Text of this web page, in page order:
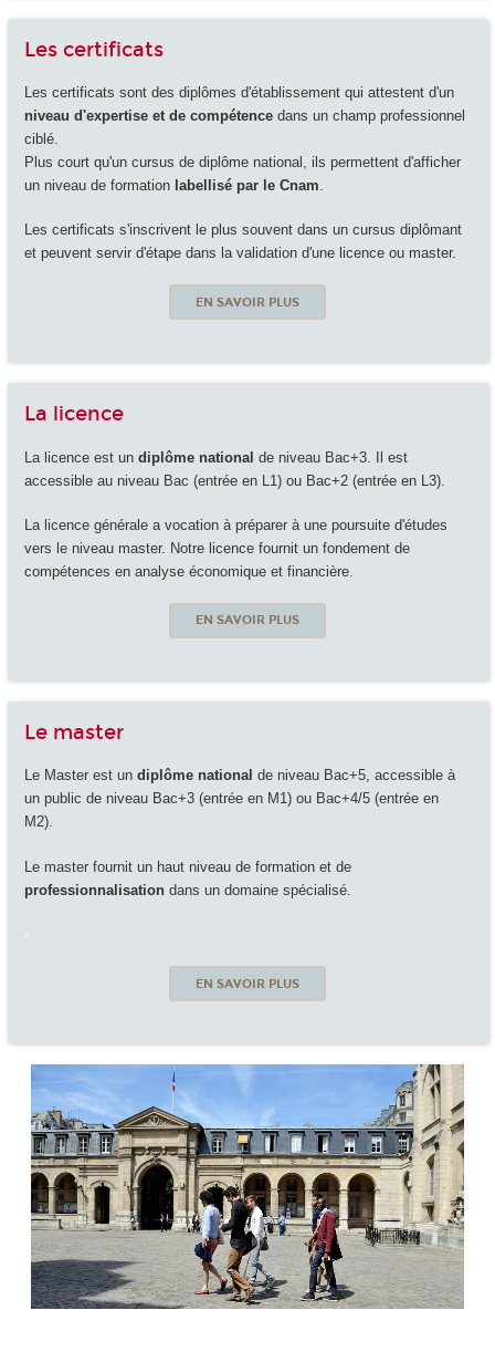
Les certificats
Les certificats sont des diplômes d'établissement qui attestent d'un
niveau d'expertise et de compétencedans un champ professionnel
ciblé.
Plus court qu'un cursus de diplôme national, ils permettent d'afficher
un niveau de formation labellisé par le Cnam
Les certificats s'inscrivent le plus souvent dans un cursus diplômant
et peuvent servir d'étape dans la validation d'une licence ou master.
EN SAVOIR PLUS
La licence
La licence est un diplôme national de niveau Bac+3. Il est
accessible au niveau Bac (entrée en L1) ou Bac+2 (entrée en L3).
La licence générale a vocation à préparer à une poursuite d'études
vers le niveau master. Notre licence fournit un fondement de
compétences en analyse économique et financière.
EN SAVOIR PLUS
Le master
Le Master est un diplôme national de niveau Bac+5, accessible à
un public de niveau Bac+3 (entrée en M1) ou Bac+4/5 (entrée en
M2).
Le master fournit un haut niveau de formation et de
professionnalisation dans un domaine spécialisé.
-
EN SAVOIR PLUS